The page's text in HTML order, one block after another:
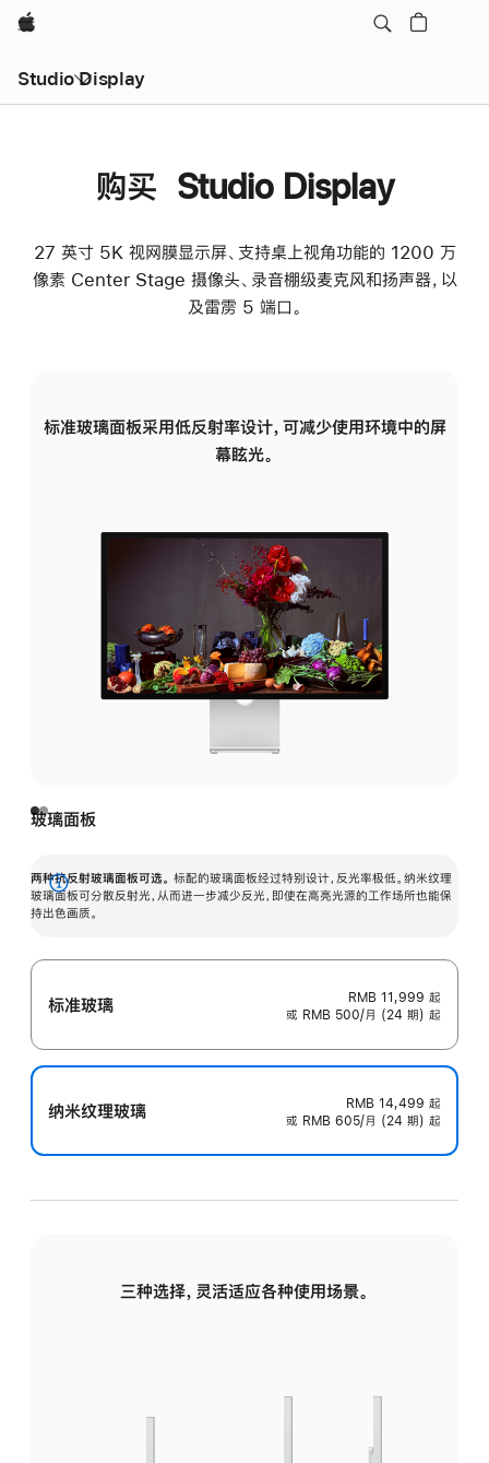
Apple
Studio Display
购买 Studio Display
27 英寸 5K 视网膜显示屏、支持桌上视角功能的 1200 万
像素 Center Stage 摄像头、录音棚级麦克风和扬声器，以
及雷雳 5 端口。
标准玻璃面板采用低反射率设计，可减少使用环境中的屏
幕眩光。
玻璃面板
两种抗反射玻璃面板可选。 标配的玻璃面板经过特别设计，反光率极低。纳米纹理
玻璃面板可分散反射光，从而进一步减少反光，即使在高亮光源的工作场所也能保
持出色画质。
展
开
标准玻璃 RMB 11,999 起
或 RMB 500/月 (24 期) 起
纳米纹理玻璃 RMB 14,499 起
或 RMB 605/月 (24 期) 起
三种选择，灵活适应各种使用场景。